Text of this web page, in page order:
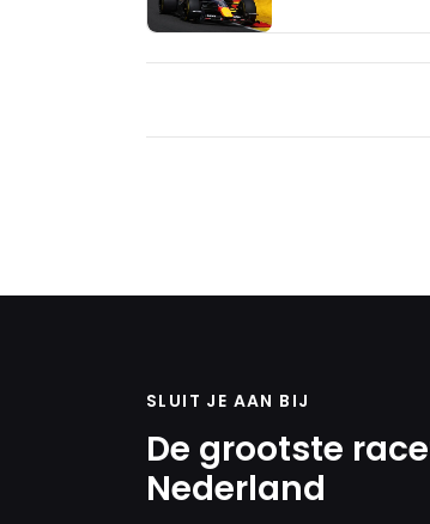
SLUIT JE AAN BIJ
De grootste
Nederland